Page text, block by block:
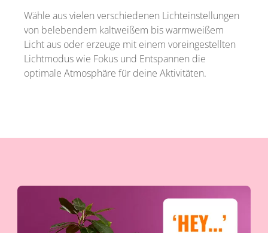
Wähle aus vielen verschiedenen Lichteinstellungen
von belebendem kaltweißem bis warmweißem
Licht aus oder erzeuge mit einem voreingestellten
Lichtmodus wie Fokus und Entspannen die
optimale Atmosphäre für deine Aktivitäten.